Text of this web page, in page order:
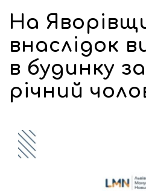
На
внаслідок
в будинку
річний